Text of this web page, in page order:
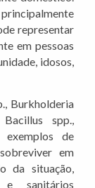
representar
em pessoas
idosos,
Burkholderia
spp.,
de
em
da situação,
e sanitários